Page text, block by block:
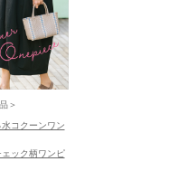
＞
コクーンワン
ック柄ワンピ